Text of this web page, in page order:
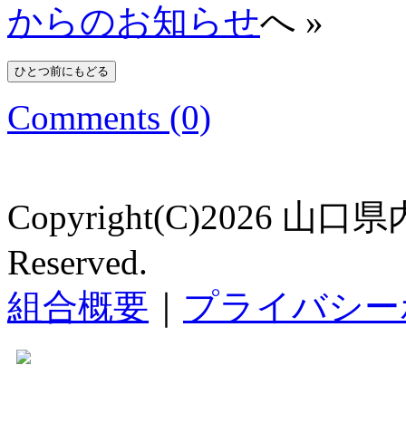
からのお知らせへ »
Comments (0)
Copyright(C)2026 山口
Reserved.
組合概要
プライバシ